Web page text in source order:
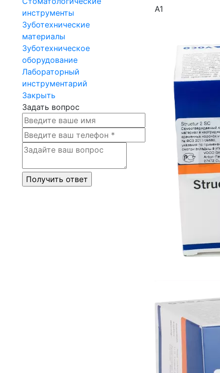
инструменты
Зуботехнические
материалы
Зуботехническое
оборудование
Лабораторный
инструментарий
Закрыть
Задать вопрос
А1